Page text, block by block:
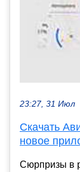
23:27, 31 Июл
Скачать
новое
Сюрпризы в